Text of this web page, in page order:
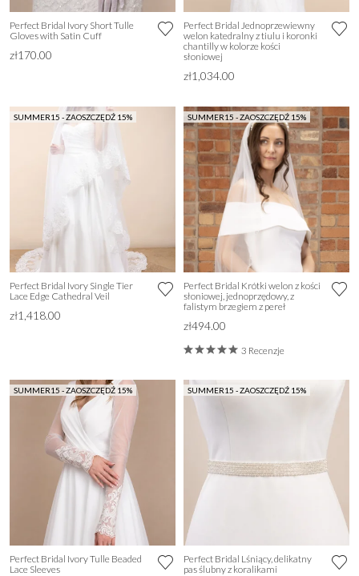
Perfect Bridal Ivory Short Tulle
Gloves with Satin Cuff
zł170.00
Perfect Bridal Jednoprzewiewny
welon katedralny z tiulu i koronki
chantilly w kolorze kości
słoniowej
zł1,034.00
SUMMER15 - ZAOSZCZĘDŹ 15%
Perfect Bridal Ivory Single Tier
Lace Edge Cathedral Veil
zł1,418.00
SUMMER15 - ZAOSZCZĘDŹ 15%
Perfect Bridal Krótki welon z kości
słoniowej, jednoprzędowy, z
falistym brzegiem z pereł
zł494.00
3 Recenzje
SUMMER15 - ZAOSZCZĘDŹ 15%
Perfect Bridal Ivory Tulle Beaded
Lace Sleeves
SUMMER15 - ZAOSZCZĘDŹ 15%
Perfect Bridal Lśniący, delikatny
pas ślubny z koralikami